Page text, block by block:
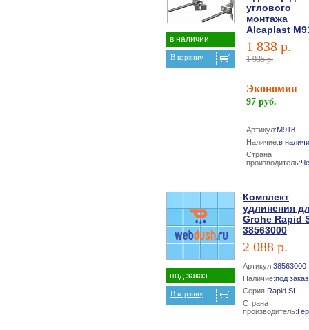
в наличии
В корзину
углового
монтажа
Alcaplast
1 838 р.
1 935 р.
Экономия
97 руб.
Артикул:M918
Наличие:в
Страна
производитель:
под заказ
В корзину
Комплект
удлинения
Grohe Rapid
38563000
2 088 р.
Артикул:38563000
Наличие:под заказ
Серия:Rapid SL
Страна
производитель: